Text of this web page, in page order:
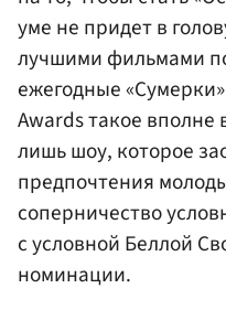
уме не придет в
лучшими фильмами
ежегодные
Awards такое вполне
лишь шоу, которое
предпочтения
соперничество
с условной Беллой
номинации.